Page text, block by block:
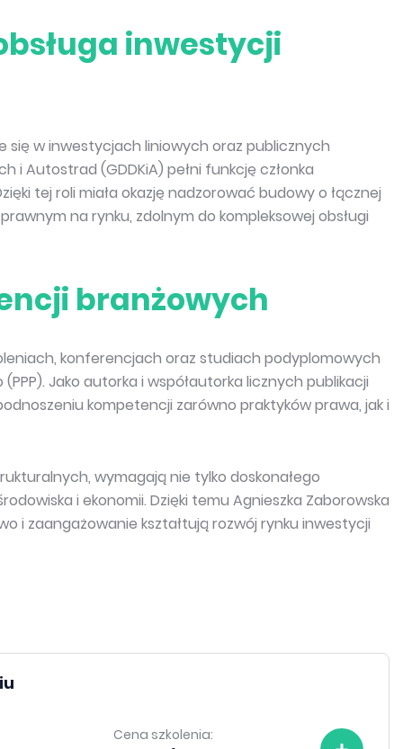
inwestycji
się w inwestycjach liniowych oraz publicznych
i Autostrad (GDDKiA) pełni funkcję członka
tej roli miała okazję nadzorować budowy o łącznej
na rynku, zdolnym do kompleksowej obsługi
branżowych
konferencjach oraz studiach podyplomowych
Jako autorka i współautorka licznych publikacji
kompetencji zarówno praktyków prawa, jak i
wymagają nie tylko doskonałego
i ekonomii. Dzięki temu Agnieszka Zaborowska
i zaangażowanie kształtują rozwój rynku inwestycji
Cena szkolenia: